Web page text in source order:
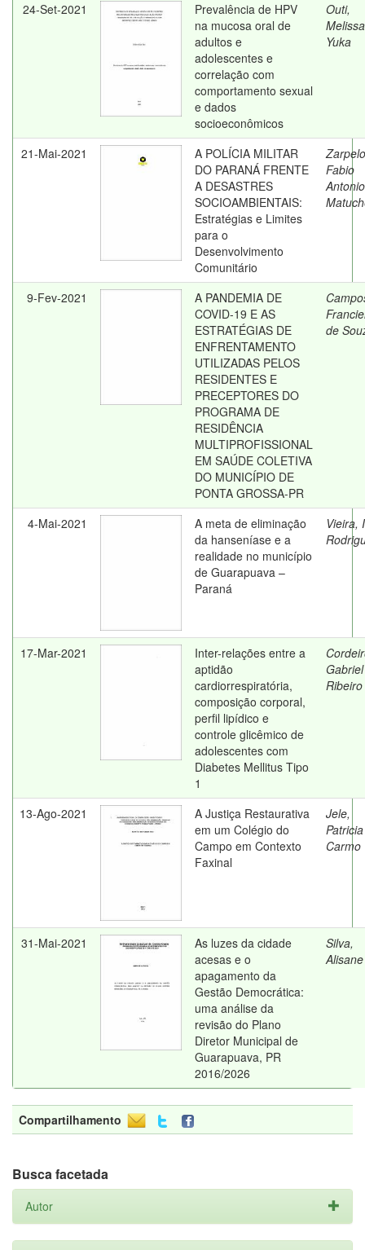
24-Set-2021
Prevalência de HPV
na mucosa oral de
adultos e
adolescentes e
correlação com
comportamento sexual
e dados
socioeconômicos
Outi,
Melissa
Yuka
21-Mai-2021
A POLÍCIA MILITAR
DO PARANÁ FRENTE
A DESASTRES
SOCIOAMBIENTAIS:
Estratégias e Limites
para o
Desenvolvimento
Comunitário
Fabio
Antonio
9-Fev-2021
A PANDEMIA DE
COVID-19 E AS
ESTRATÉGIAS DE
ENFRENTAMENTO
UTILIZADAS PELOS
RESIDENTES E
PRECEPTORES DO
PROGRAMA DE
RESIDÊNCIA
MULTIPROFISSIONAL
EM SAÚDE COLETIVA
DO MUNICÍPIO DE
PONTA GROSSA-PR
de
4-Mai-2021
A meta de eliminação
da hanseníase e a
realidade no município
de Guarapuava –
Paraná
Vieira,
17-Mar-2021
Inter-relações entre a
aptidão
cardiorrespiratória,
composição corporal,
perfil lipídico e
controle glicêmico de
adolescentes com
Diabetes Mellitus Tipo
1
Gabriel
Ribeiro
13-Ago-2021
A Justiça Restaurativa
em um Colégio do
Campo em Contexto
Faxinal
Jele,
Carmo
31-Mai-2021
As luzes da cidade
acesas e o
apagamento da
Gestão Democrática:
uma análise da
revisão do Plano
Diretor Municipal de
Guarapuava, PR
2016/2026
Silva,
Compartilhamento
Busca facetada
Autor